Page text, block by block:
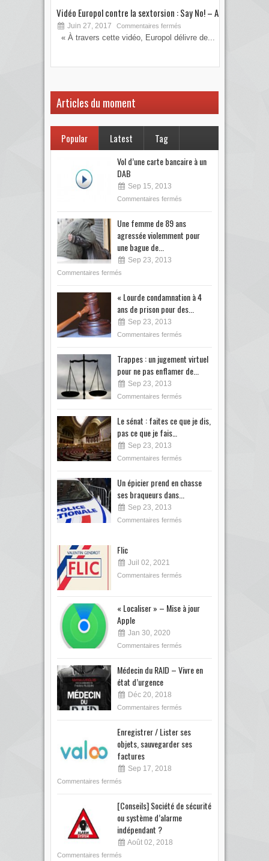
Vidéo Europol contre la sextorsion : Say No! – A...
Juin 27, 2017 Commentaires fermés
« À travers cette vidéo, Europol délivre de...
Articles du moment
Popular Latest Tag
Vol d’une carte bancaire à un
DAB
Sep 15, 2013
Commentaires fermés
Une femme de 89 ans
agressée violemment pour
une bague de...
Sep 23, 2013
Commentaires fermés
« Lourde condamnation à 4
ans de prison pour des...
Sep 23, 2013
Commentaires fermés
Trappes : un jugement virtuel
pour ne pas enflamer de...
Sep 23, 2013
Commentaires fermés
Le sénat : faites ce que je dis,
pas ce que je fais…
Sep 23, 2013
Commentaires fermés
Un épicier prend en chasse
ses braqueurs dans...
Sep 23, 2013
Commentaires fermés
Flic
Juil 02, 2021
Commentaires fermés
« Localiser » – Mise à jour
Apple
Jan 30, 2020
Commentaires fermés
Médecin du RAID – Vivre en
état d’urgence
Déc 20, 2018
Commentaires fermés
Enregistrer / Lister ses
objets, sauvegarder ses
factures
Sep 17, 2018
Commentaires fermés
[Conseils] Société de sécurité
ou système d’alarme
indépendant ?
Août 02, 2018
Commentaires fermés